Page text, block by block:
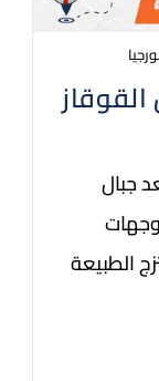
جبال
الطبيعة